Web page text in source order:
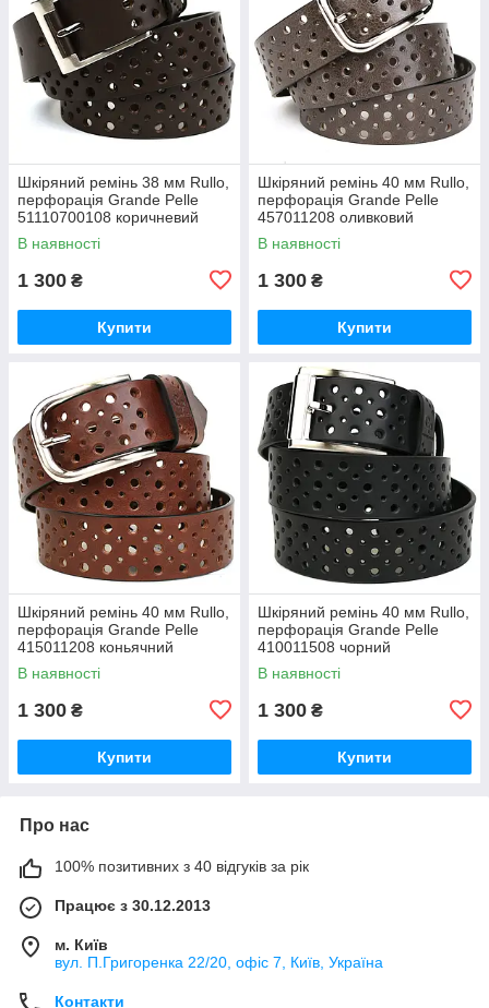
Шкіряний ремінь 38 мм Rullo,
перфорація Grande Pelle
51110700108 коричневий
В наявності
1 300 ₴
Купити
Шкіряний ремінь 40 мм Rullo,
перфорація Grande Pelle
457011208 оливковий
В наявності
1 300 ₴
Купити
Шкіряний ремінь 40 мм Rullo,
перфорація Grande Pelle
415011208 коньячний
В наявності
1 300 ₴
Купити
Шкіряний ремінь 40 мм Rullo,
перфорація Grande Pelle
410011508 чорний
В наявності
1 300 ₴
Купити
Про нас
100% позитивних з 40 відгуків за рік
Працює з 30.12.2013
м. Київ
вул. П.Григоренка 22/20, офіс 7, Київ, Україна
Контакти